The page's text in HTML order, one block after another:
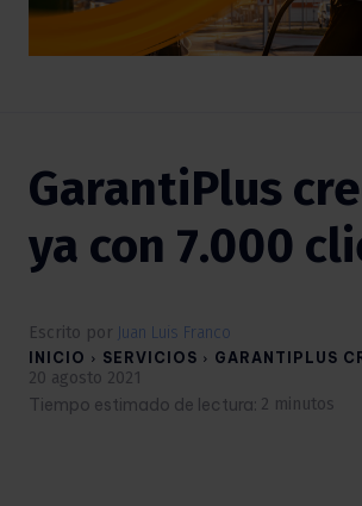
GarantiPlus
ya con 7.000
Escrito por Juan Luis Franco
INICIO SERVICIOS GARANTIPLUS
20 agosto 2021
Tiempo estimado de lectura: 2 minutos